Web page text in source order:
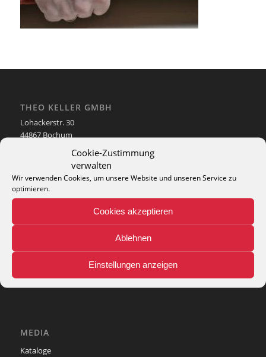
Cookie-Zustimmung
verwalten
Wir verwenden Cookies, um unsere Website und unseren Service zu
optimieren.
Cookies akzeptieren
Ablehnen
Einstellungen anzeigen
THEO KELLER GMBH
Lohackerstr. 30
44867 Bochum
phone: + 49 (2327) 3083 - 20
info@theko-collection.com
INFO
MEDIA
Kataloge